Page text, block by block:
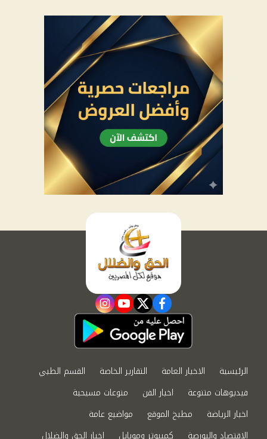
facebook
twitter
youtube
instagram
الرئيسية الاخبار العامة التقارير الخاصة
القسم الطبي
فيديوهات متنوعة
اخبار الفن
منوعات مسيحية
اخبار الرياضة
مطبخ الموقع
مواضيع عامة
الاقتصاد والبورصة
كمبيوتر وموبايل اخبار الحق والضلال